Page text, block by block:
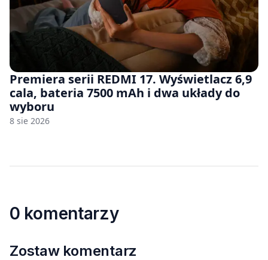
Premiera serii REDMI 17. Wyświetlacz 6,9
cala, bateria 7500 mAh i dwa układy do
wyboru
8 sie 2026
0 komentarzy
Zostaw komentarz